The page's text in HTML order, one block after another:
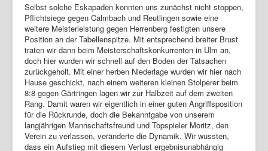
Selbst solche Eskapaden konnten uns zunächst nicht stoppen,
Pflichtsiege gegen Calmbach und Reutlingen sowie eine
weitere Meisterleistung gegen Herrenberg festigten unsere
Position an der Tabellenspitze. Mit entsprechend breiter Brust
traten wir dann beim Meisterschaftskonkurrenten in Ulm an,
doch hier wurden wir schnell auf den Boden der Tatsachen
zurückgeholt. Mit einer herben Niederlage wurden wir hier nach
Hause geschickt, nach einem weiteren kleinen Stolperer beim
8:8 gegen Gärtringen lagen wir zur Halbzeit auf dem zweiten
Rang. Damit waren wir eigentlich in einer guten Angriffsposition
für die Rückrunde, doch die Bekanntgabe von unserem
langjährigen Mannschaftsfreund und Topspieler Moritz, den
Verein zu verlassen, veränderte die Dynamik. Wir wussten,
dass ein Aufstieg mit diesem Verlust ergebnisunabhängig